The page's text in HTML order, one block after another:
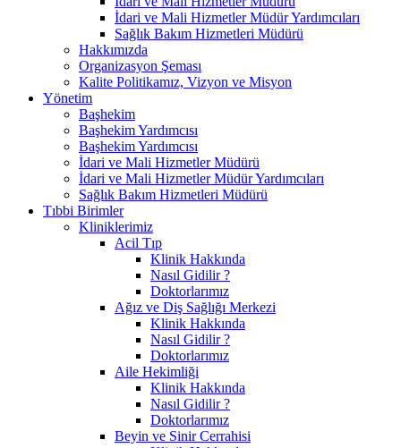
İdari ve Mali Hizmetler Müdür Yardımcıları
Sağlık Bakım Hizmetleri Müdürü
Hakkımızda
Organizasyon Şeması
Kalite Politikamız, Vizyon ve Misyon
Yönetim
Başhekim
Başhekim Yardımcısı
Başhekim Yardımcısı
İdari ve Mali Hizmetler Müdürü
İdari ve Mali Hizmetler Müdür Yardımcıları
Sağlık Bakım Hizmetleri Müdürü
Tıbbi Birimler
Kliniklerimiz
Acil Tıp
Klinik Hakkında
Nasıl Gidilir ?
Doktorlarımız
Ağız ve Diş Sağlığı Merkezi
Klinik Hakkında
Nasıl Gidilir ?
Doktorlarımız
Aile Hekimliği
Klinik Hakkında
Nasıl Gidilir ?
Doktorlarımız
Beyin ve Sinir Cerrahisi